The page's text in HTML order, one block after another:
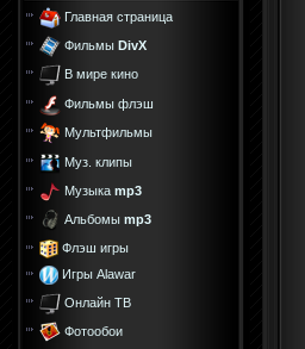
Главная страница
Фильмы DivX
В мире кино
Фильмы флэш
Мультфильмы
Муз. клипы
Музыка mp3
Альбомы mp3
Флэш игры
Игры Alawar
Онлайн ТВ
Фотообои